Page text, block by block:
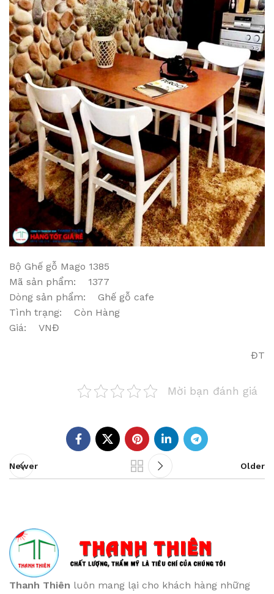
Bộ Ghế gỗ Mago 1385
Mã sản phẩm: 1377
Dòng sản phẩm: Ghế gỗ cafe
Tình trạng: Còn Hàng
Giá: VNĐ
ĐT
Mời bạn đánh giá
Newer Older
Thanh Thiên luôn mang lại cho khách hàng những